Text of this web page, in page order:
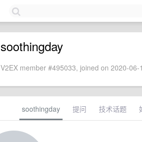
soothingday
V2EX member #495033, joined on 2020-
soothingday 提问 技术话题